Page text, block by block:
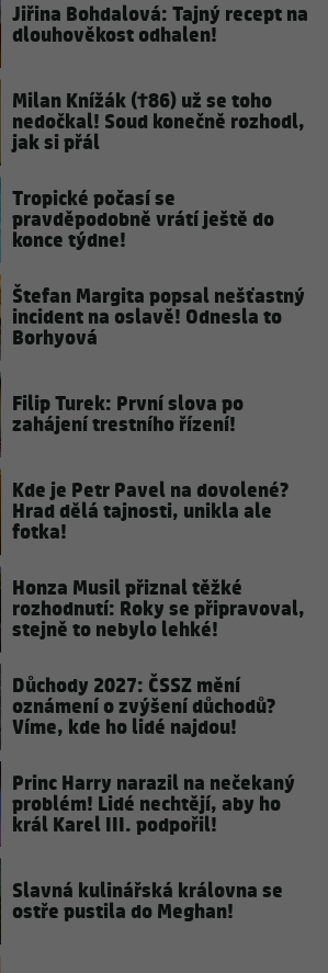
Jiřina Bohdalová: Tajný recept na
dlouhověkost odhalen!
Milan Knížák (†86) už se toho
nedočkal! Soud konečně rozhodl,
jak si přál
Tropické počasí se
pravděpodobně vrátí ještě do
konce týdne!
Štefan Margita popsal nešťastný
incident na oslavě! Odnesla to
Borhyová
Filip Turek: První slova po
zahájení trestního řízení!
Kde je Petr Pavel na dovolené?
Hrad dělá tajnosti, unikla ale
fotka!
Honza Musil přiznal těžké
rozhodnutí: Roky se připravoval,
stejně to nebylo lehké!
Důchody 2027: ČSSZ mění
oznámení o zvýšení důchodů?
Víme, kde ho lidé najdou!
Princ Harry narazil na nečekaný
problém! Lidé nechtějí, aby ho
král Karel III. podpořil!
Slavná kulinářská královna se
ostře pustila do Meghan!